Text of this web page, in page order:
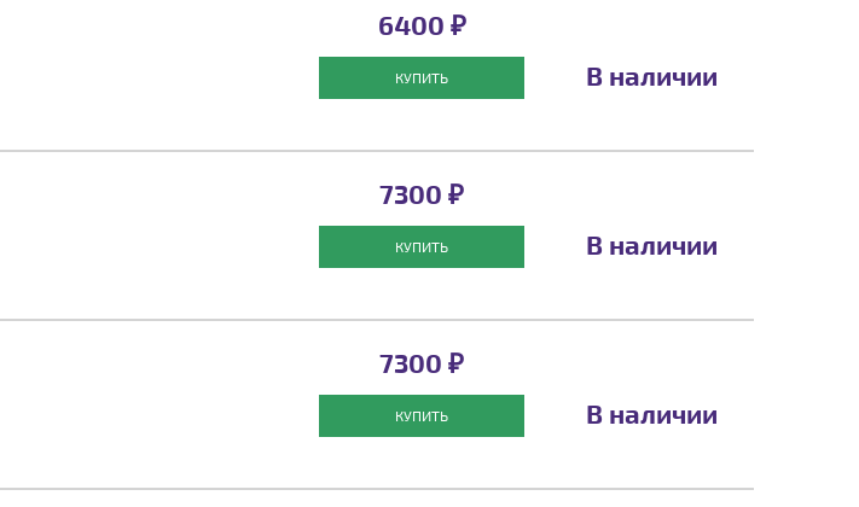
6400 ₽
КУПИТЬ В наличии
7300 ₽
КУПИТЬ В наличии
7300 ₽
КУПИТЬ В наличии